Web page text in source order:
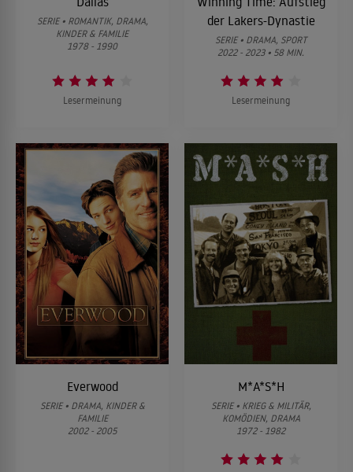
SERIE • ROMANTIK, DRAMA,
KINDER & FAMILIE
1978 - 1990
Lesermeinung
der Lakers-Dynastie
SERIE • DRAMA, SPORT
2022 - 2023 • 58 MIN.
Lesermeinung
Everwood
SERIE • DRAMA, KINDER &
FAMILIE
2002 - 2005
M*A*S*H
SERIE • KRIEG & MILITÄR,
KOMÖDIEN, DRAMA
1972 - 1982